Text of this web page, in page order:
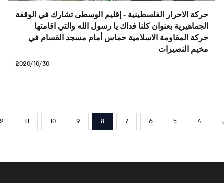
حركة الاحرار الفلسطينية - إقليم الوسطى تشارك في الوقفة
الجماهيرية بعنوان كلنا فداك يا رسول الله والتي اقامتها
حركة المقاومة الاسلامية حماس أمام مسجد القسام في
مخيم النصيرات
4
5
6
7
8
9
10
11